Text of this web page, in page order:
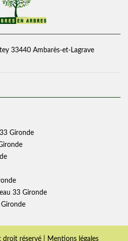
33440 Ambarès-et-Lagrave
Gironde
33 Gironde
réservé | Mentions légales